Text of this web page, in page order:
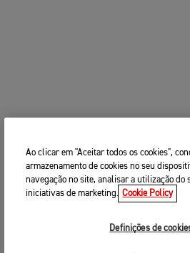
Ao clicar em "Aceitar todos os cookies",
armazenamento de cookies no seu
navegação no site, analisar a utilização do
iniciativas de marketing. Cookie Policy
Definições de